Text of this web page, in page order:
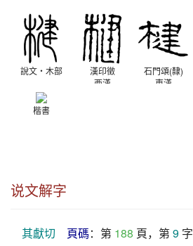
說文‧木部
漢印徵
西漢
石門頌(隸)
東漢
楷書
说文解字
其獻切 頁碼：第 188 頁，第 9 字